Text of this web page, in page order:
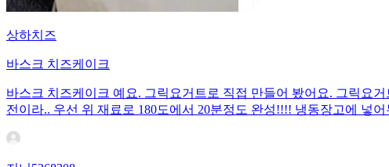
상하치즈
바스크 치즈케이크
바스크 치즈케이크 예요. 그릭요거트로 직접 만들어 봤어요. 그릭요
전이라.. 우선 위 재료로 180도에서 20분정도 완성!!!! 냉동장고에 넣